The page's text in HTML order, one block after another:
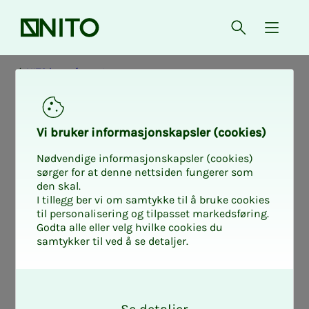
Forsiden Åpne søk
{
NITO i samfunnet
Vi bru­­­ker in­­­for­­­ma­­­sjons­­­kaps­­­­­ler (cookies)
Nødvendige informasjonskapsler (cookies)
sørger for at denne nettsiden fungerer som
den skal.
I tillegg ber vi om samtykke til å bruke cookies
til personalisering og tilpasset markedsføring.
Godta alle eller velg hvilke cookies du
samtykker til ved å se detaljer.